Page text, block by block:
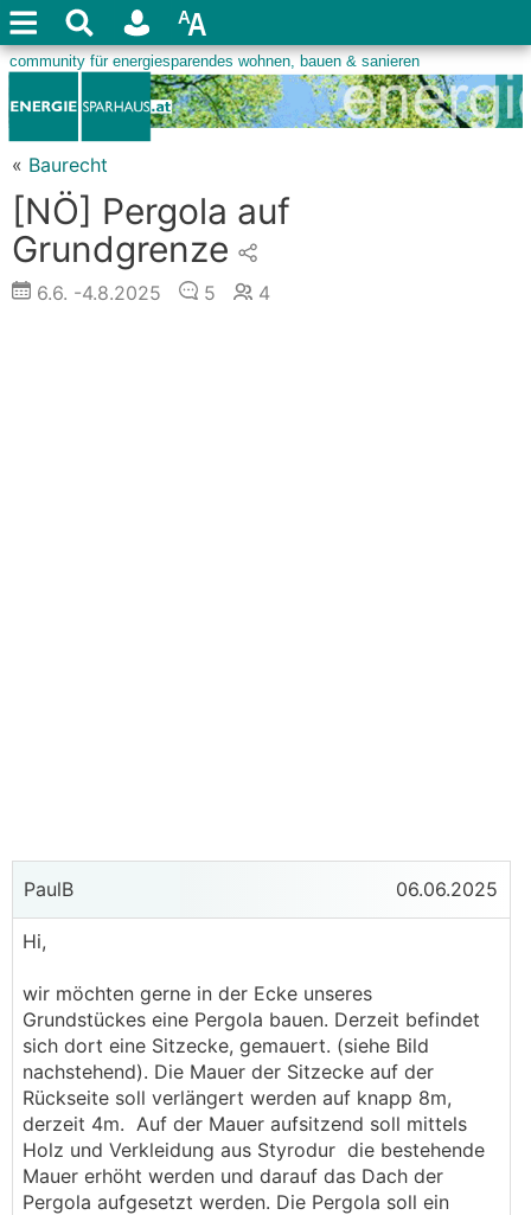
« Baurecht
[NÖ] Pergola auf
Grundgrenze
6.6. -4.8.2025 5 4
PaulB 06.06.2025
Hi,
wir möchten gerne in der Ecke unseres
Grundstückes eine Pergola bauen. Derzeit befindet
sich dort eine Sitzecke, gemauert. (siehe Bild
nachstehend). Die Mauer der Sitzecke auf der
Rückseite soll verlängert werden auf knapp 8m,
derzeit 4m. Auf der Mauer aufsitzend soll mittels
Holz und Verkleidung aus Styrodur die bestehende
Mauer erhöht werden und darauf das Dach der
Pergola aufgesetzt werden. Die Pergola soll ein